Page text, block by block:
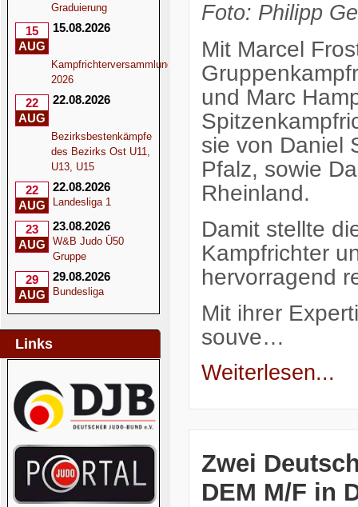
Graduierung
15
AUG
15.08.2026
Kampfrichterversammlung
2026
22
AUG
22.08.2026
Bezirksbestenkämpfe
des Bezirks Ost U11,
U13, U15
22
AUG
22.08.2026
Landesliga 1
23
AUG
23.08.2026
W&B Judo Ü50
Gruppe
29
AUG
29.08.2026
Bundesliga
Links
Foto: Philipp
Mit Marcel
und Marc
sie von Daniel
Pfalz, sowie
Rheinland.
Damit stellte
Kampfrichter
hervorragend
Mit ihrer
souve…
Weiterlesen...
Zwei
DEM M/F in